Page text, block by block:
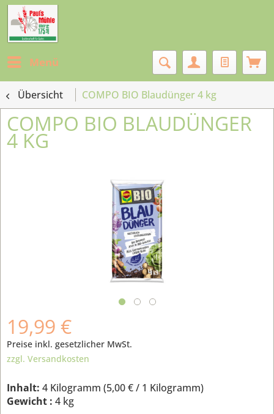
Menü
Übersicht COMPO BIO Blaudünger 4 kg
COMPO BIO BLAUDÜNGER
4 KG
19,99 €
Preise inkl. gesetzlicher MwSt.
zzgl. Versandkosten
Inhalt: 4 Kilogramm (5,00 €/ 1 Kilogramm)
Gewicht : 4 kg